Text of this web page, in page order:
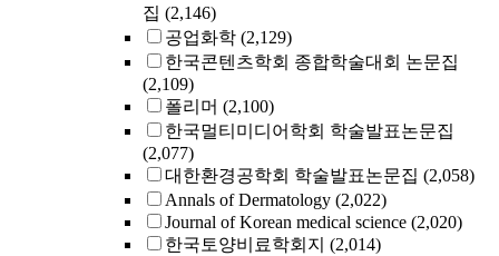
집 (2,146)
공업화학 (2,129)
한국콘텐츠학회 종합학술대회 논문집
(2,109)
폴리머 (2,100)
한국멀티미디어학회 학술발표논문집
(2,077)
대한환경공학회 학술발표논문집 (2,058)
Annals of Dermatology (2,022)
Journal of Korean medical science (2,020)
한국토양비료학회지 (2,014)